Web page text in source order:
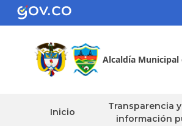
Alcaldía Municipal
Inicio
Transparencia
información